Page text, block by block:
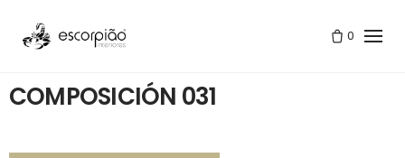
0
Tienda COMPOSICIÓN 031
COMPOSICIÓN 031